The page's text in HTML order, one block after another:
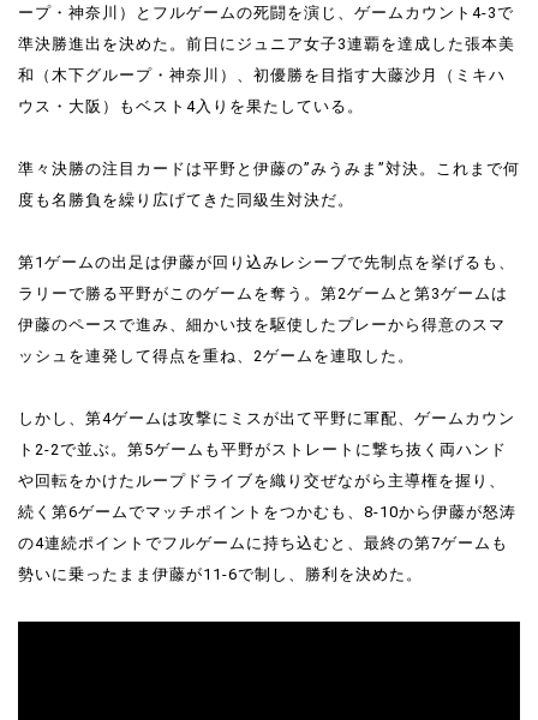
ープ・神奈川）とフルゲームの死闘を演じ、ゲームカウント4-3で
準決勝進出を決めた。前日にジュニア女子3連覇を達成した張本美
和（木下グループ・神奈川）、初優勝を目指す大藤沙月（ミキハ
ウス・大阪）もベスト4入りを果たしている。
準々決勝の注目カードは平野と伊藤の”みうみま”対決。これまで何
度も名勝負を繰り広げてきた同級生対決だ。
第1ゲームの出足は伊藤が回り込みレシーブで先制点を挙げるも、
ラリーで勝る平野がこのゲームを奪う。第2ゲームと第3ゲームは
伊藤のペースで進み、細かい技を駆使したプレーから得意のスマ
ッシュを連発して得点を重ね、2ゲームを連取した。
しかし、第4ゲームは攻撃にミスが出て平野に軍配、ゲームカウン
ト2-2で並ぶ。第5ゲームも平野がストレートに撃ち抜く両ハンド
や回転をかけたループドライブを織り交ぜながら主導権を握り、
続く第6ゲームでマッチポイントをつかむも、8-10から伊藤が怒涛
の4連続ポイントでフルゲームに持ち込むと、最終の第7ゲームも
勢いに乗ったまま伊藤が11-6で制し、勝利を決めた。